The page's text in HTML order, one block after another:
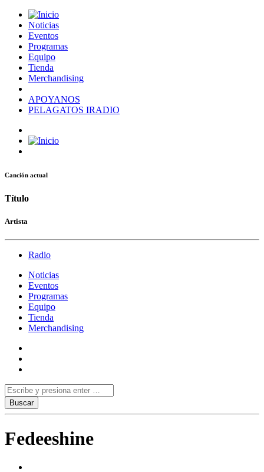
Noticias
Eventos
Programas
Equipo
Tienda
Merchandising
APOYANOS
PELAGATOS IRADIO
Canción actual
Título
Artista
Radio
Noticias
Eventos
Programas
Equipo
Tienda
Merchandising
Fedeeshine